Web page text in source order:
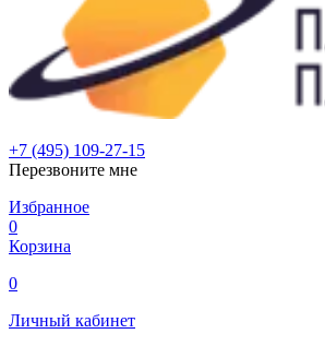
+7 (495) 109-27-15
Перезвоните мне
Избранное
0
Корзина
0
Личный кабинет